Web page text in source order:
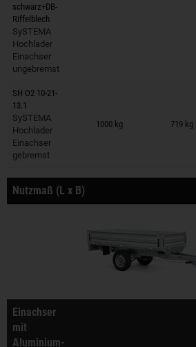
schwarz+DB-
Riffelblech
SySTEMA
Hochlader
Einachser
ungebremst
SH O2 10-21-
13.1
SySTEMA
Hochlader
Einachser
gebremst
1000 kg 719 kg
Anhänger auf Merkzettel
Nutzmaß (L x B)
Einachser
mit
Aluminium-